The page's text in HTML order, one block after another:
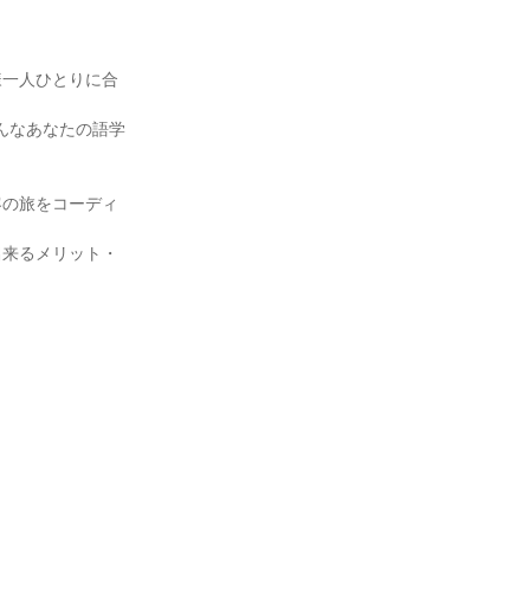
人ひとりに合
なあなたの語学
旅をコーディ
るメリット・